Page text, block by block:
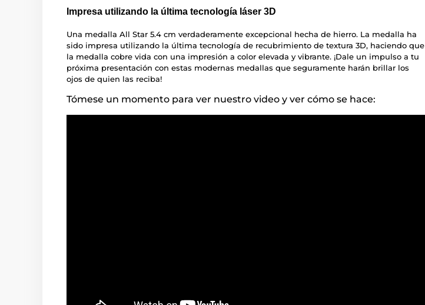
Impresa utilizando la última tecnología láser 3D
Una medalla All Star 5.4 cm verdaderamente excepcional hecha de hierro. La medalla ha
sido impresa utilizando la última tecnología de recubrimiento de textura 3D, haciendo que
la medalla cobre vida con una impresión a color elevada y vibrante. ¡Dale un impulso a tu
próxima presentación con estas modernas medallas que seguramente harán brillar los
ojos de quien las reciba!
Tómese un momento para ver nuestro video y ver cómo se hace: